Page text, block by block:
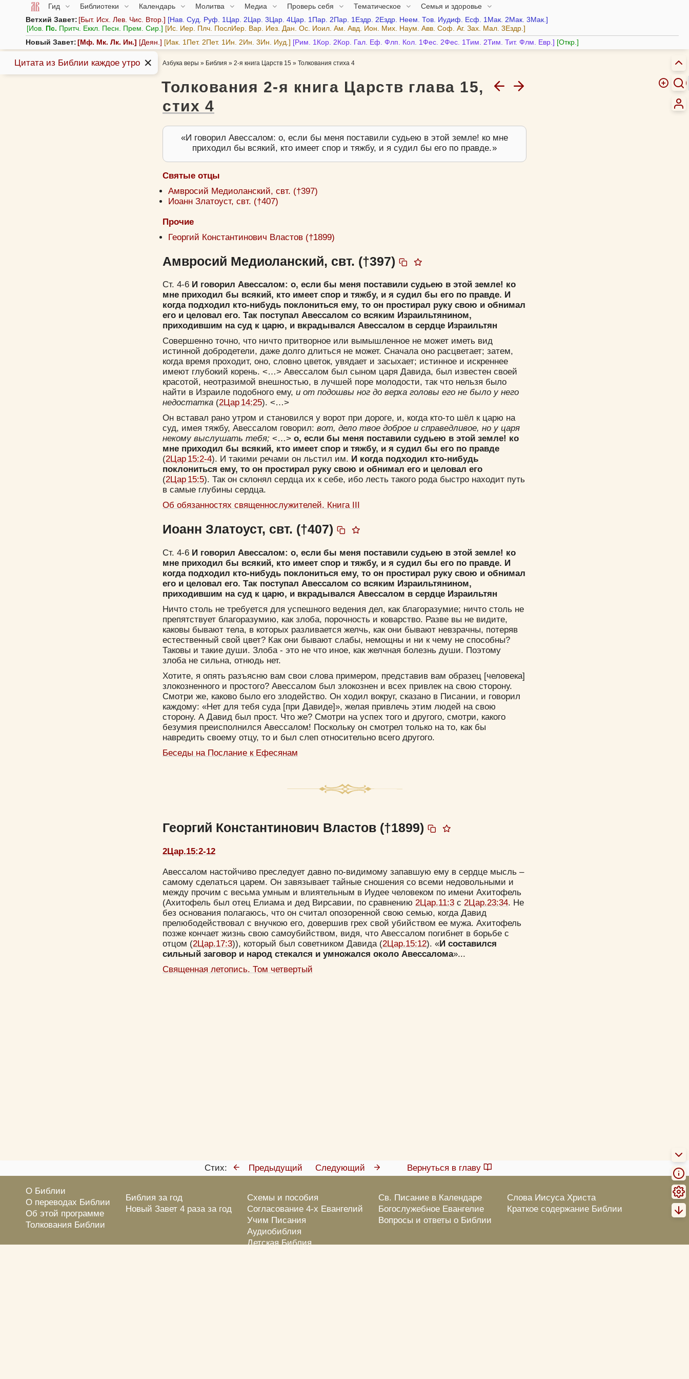
Гид Библиотеки Календарь Молитва Медиа Проверь себя Тематическое
Семья и здоровье
Ветхий Завет: Быт. Исх. Лев. Чис. Втор. Нав. Суд. Руф. 1Цар. 2Цар. 3Цар. 4Цар. 1Пар. 2Пар. 1Ездр. 2Ездр. Неем. Тов. Иудиф. Есф. 1Мак. 2Мак. 3Мак.
Иов. Пс. Притч. Еккл. Песн. Прем. Сир. Ис. Иер. Плч. ПослИер. Вар. Иез. Дан. Ос. Иоил. Ам. Авд. Ион. Мих. Наум. Авв. Соф. Аг. Зах. Мал. 3Ездр.
Новый Завет: Мф. Мк. Лк. Ин. Деян. Иак. 1Пет. 2Пет. 1Ин. 2Ин. 3Ин. Иуд. Рим. 1Кор. 2Кор. Гал. Еф. Флп. Кол. 1Фес. 2Фес. 1Тим. 2Тим. Тит. Флм. Евр. Откр.
Азбука веры » Библия » 2-я книга Царств 15 » Толкования стиха 4
Толкования 2-я книга Царств глава 15,
стих 4
И говорил Авессалом: о, если бы меня поставили судьею в этой земле! ко мне
приходил бы всякий, кто имеет спор и тяжбу, и я судил бы его по правде.
Святые отцы
Амвросий Медиоланский, свт. (†397)
Иоанн Златоуст, свт. (†407)
Прочие
Георгий Константинович Властов (†1899)
Амвросий Медиоланский, свт. (†397)
Ст. 4-6 И говорил Авессалом: о, если бы меня поставили судьею в этой земле! ко
мне приходил бы всякий, кто имеет спор и тяжбу, и я судил бы его по правде. И
когда подходил кто-нибудь поклониться ему, то он простирал руку свою и обнимал
его и целовал его. Так поступал Авессалом со всяким Израильтянином,
приходившим на суд к царю, и вкрадывался Авессалом в сердце Израильтян
Совершенно точно, что ничто притворное или вымышленное не может иметь вид
истинной добродетели, даже долго длиться не может. Сначала оно расцветает; затем,
когда время проходит, оно, словно цветок, увядает и засыхает; истинное и искреннее
имеют глубокий корень. <…> Авессалом был сыном царя Давида, был известен своей
красотой, неотразимой внешностью, в лучшей поре молодости, так что нельзя было
найти в Израиле подобного ему, и от подошвы ног до верха головы его не было у него
недостатка (2Цар 14:25). <…>
Он вставал рано утром и становился у ворот при дороге, и, когда кто-то шёл к царю на
суд, имея тяжбу, Авессалом говорил: вот, дело твое доброе и справедливое, но у царя
некому выслушать тебя; <…> о, если бы меня поставили судьею в этой земле! ко
мне приходил бы всякий, кто имеет спор и тяжбу, и я судил бы его по правде
(2Цар 15:2-4). И такими речами он льстил им. И когда подходил кто-нибудь
поклониться ему, то он простирал руку свою и обнимал его и целовал его
(2Цар 15:5). Так он склонял сердца их к себе, ибо лесть такого рода быстро находит путь
в самые глубины сердца.
Об обязанностях священнослужителей. Книга III
Иоанн Златоуст, свт. (†407)
Ст. 4-6 И говорил Авессалом: о, если бы меня поставили судьею в этой земле! ко
мне приходил бы всякий, кто имеет спор и тяжбу, и я судил бы его по правде. И
когда подходил кто-нибудь поклониться ему, то он простирал руку свою и обнимал
его и целовал его. Так поступал Авессалом со всяким Израильтянином,
приходившим на суд к царю, и вкрадывался Авессалом в сердце Израильтян
Ничто столь не требуется для успешного ведения дел, как благоразумие; ничто столь не
препятствует благоразумию, как злоба, порочность и коварство. Разве вы не видите,
каковы бывают тела, в которых разливается желчь, как они бывают невзрачны, потеряв
естественный свой цвет? Как они бывают слабы, немощны и ни к чему не способны?
Таковы и такие души. Злоба - это не что иное, как желчная болезнь души. Поэтому
злоба не сильна, отнюдь нет.
Хотите, я опять разъясню вам свои слова примером, представив вам образец [человека]
злокозненного и простого? Авессалом был злокознен и всех привлек на свою сторону.
Смотри же, каково было его злодейство. Он ходил вокруг, сказано в Писании, и говорил
каждому: «Нет для тебя суда [при Давиде]», желая привлечь этим людей на свою
сторону. А Давид был прост. Что же? Смотри на успех того и другого, смотри, какого
безумия преисполнился Авессалом! Поскольку он смотрел только на то, как бы
навредить своему отцу, то и был слеп относительно всего другого.
Беседы на Послание к Ефесянам
Георгий Константинович Властов (†1899)
2Цар.15:2-12
Авессалом настойчиво преследует давно по-видимому запавшую ему в сердце мысль –
самому сделаться царем. Он завязывает тайные сношения со всеми недовольными и
между прочим с весьма умным и влиятельным в Иудее человеком по имени Ахитофель
(Ахитофель был отец Елиама и дед Вирсавии, по сравнению 2Цар.11:3 с 2Цар.23:34. Не
без основания полагаюсь, что он считал опозоренной свою семью, когда Давид
прелюбодействовал с внучкою его, довершив грех свой убийством ее мужа. Ахитофель
позже кончает жизнь свою самоубийством, видя, что Авессалом погибнет в борьбе с
отцом (2Цар.17:3)), который был советником Давида (2Цар.15:12). «И составился
сильный заговор и народ стекался и умножался около Авессалома»...
Священная летопись. Том четвертый
Стих: Предыдущий Следующий Вернуться в главу
О Библии
О переводах Библии
Об этой программе
Толкования Библии
Библия за год
Новый Завет 4 раза за год
Схемы и пособия
Согласование 4-х Евангелий
Учим Писания
Аудиобиблия
Детская Библия
Св. Писание в Календаре
Богослужебное Евангелие
Вопросы и ответы о Библии
Слова Иисуса Христа
Краткое содержание Библии
Прятать Компактная
Хорошо
Да
Нет
Вход
Регистрация
Цвет:
Удалить Сохранить
Цитата из Библии каждое утро ✕